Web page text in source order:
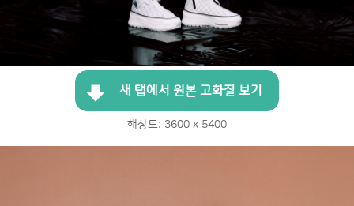
새 탭에서 원본 고화질 보기
해상도: 3600 x 5400